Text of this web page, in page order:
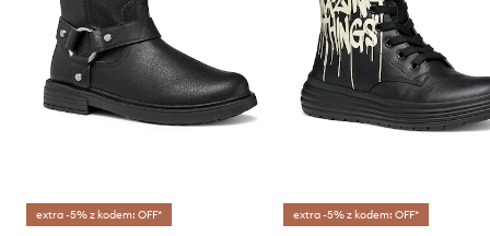
extra -5% z kodem: OFF* extra -5% z kodem: OFF*